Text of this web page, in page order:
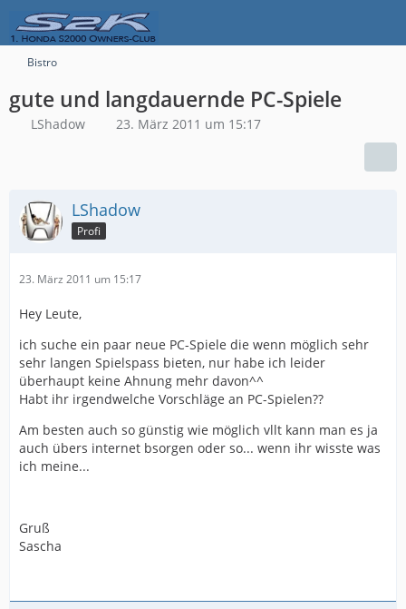
Bistro
gute und langdauernde PC-Spiele
LShadow 23. März 2011 um 15:17
LShadow
Profi
23. März 2011 um 15:17
Hey Leute,
ich suche ein paar neue PC-Spiele die wenn möglich sehr
sehr langen Spielspass bieten, nur habe ich leider
überhaupt keine Ahnung mehr davon^^
Habt ihr irgendwelche Vorschläge an PC-Spielen??
Am besten auch so günstig wie möglich vllt kann man es ja
auch übers internet bsorgen oder so... wenn ihr wisste was
ich meine...
Gruß
Sascha